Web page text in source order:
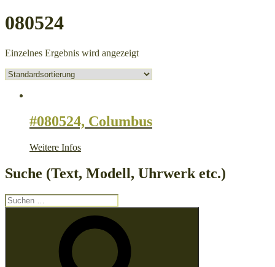
080524
Einzelnes Ergebnis wird angezeigt
#080524, Columbus
Weitere Infos
Suche (Text, Modell, Uhrwerk etc.)
Suche
nach: